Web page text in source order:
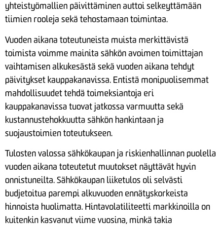
yhteistyömallien päivittäminen auttoi selkeyttämään
tiimien rooleja sekä tehostamaan toimintaa.
Vuoden aikana toteutuneista muista merkittävistä
toimista voimme mainita sähkön avoimen toimittajan
vaihtamisen alkukesästä sekä vuoden aikana tehdyt
päivitykset kauppakanavissa. Entistä monipuolisemmat
mahdollisuudet tehdä toimeksiantoja eri
kauppakanavissa tuovat jatkossa varmuutta sekä
kustannustehokkuutta sähkön hankintaan ja
suojaustoimien toteutukseen.
Tulosten valossa sähkökaupan ja riskienhallinnan puolella
vuoden aikana toteutetut muutokset näyttävät hyvin
onnistuneilta. Sähkökaupan liiketulos oli selvästi
budjetoitua parempi alkuvuoden ennätyskorkeista
hinnoista huolimatta. Hintavolatiliteetti markkinoilla on
kuitenkin kasvanut viime vuosina, minkä takia